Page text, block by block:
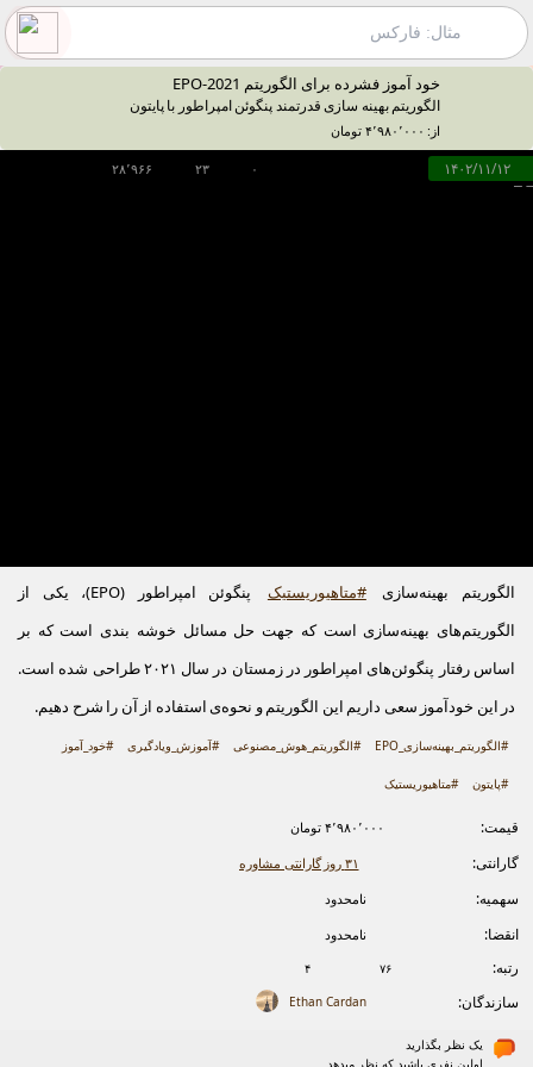
خود آموز فشرده‌ برای الگوریتم EPO-2021
الگوریتم بهینه سازی قدرتمند پنگوئن امپراطور با پایتون
از: ۴٬۹۸۰٬۰۰۰ تومان
۱۴۰۲/۱۱/۱۲ ۰ ۲۳ ۲۸٬۹۶۶
الگوریتم بهینه‌سازی #متاهیوریستیک
پنگوئن امپراطور (EPO)، یکی از
الگوریتم‌های بهینه‌سازی است که جهت حل مسائل خوشه بندی است که بر
اساس رفتار پنگوئن‌های امپراطور در زمستان در سال ۲۰۲۱ طراحی شده است.
در این خودآموز سعی داریم این الگوریتم و نحوه‌ی استفاده از آن را شرح دهیم.
#الگوریتم_بهینه‌سازی_EPO #الگوریتم_هوش_مصنوعی #آموزش_ویادگیری #خود_آموز
#پایتون #متاهیوریستیک
قیمت: ۴٬۹۸۰٬۰۰۰ تومان
گارانتی: ۳۱ روز گارانتی مشاوره
سهمیه: نامحدود
انقضا: نامحدود
رتبه: ۷۶ ۴
سازندگان: Ethan Cardan
یک نظر بگذارید
اولین نفری باشید که نظر میدهد